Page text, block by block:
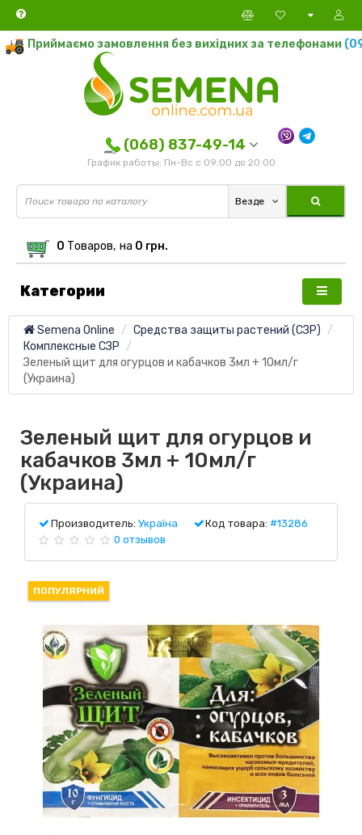
(068) 837-49-14
График работы: Пн-Вс с 09:00 до 20:00
Везде
0 Tоваров, на 0 грн.
Приймаємо замовлення без вихідних за телефонами
Категории
Semena Online
Средства защиты растений (СЗР)
Комплексные СЗР
Зеленый щит для огурцов и кабачков 3мл + 10мл/г
(Украина)
Зеленый щит для огурцов и
кабачков 3мл + 10мл/г
(Украина)
Производитель: Україна Код товара: #13286
0 отзывов
ПОПУЛЯРНИЙ